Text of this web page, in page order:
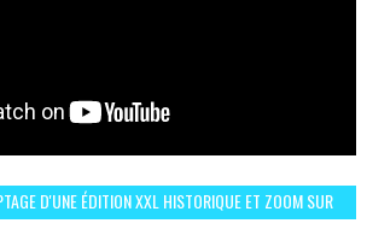
D'UNE ÉDITION XXL HISTORIQUE ET ZOOM SUR